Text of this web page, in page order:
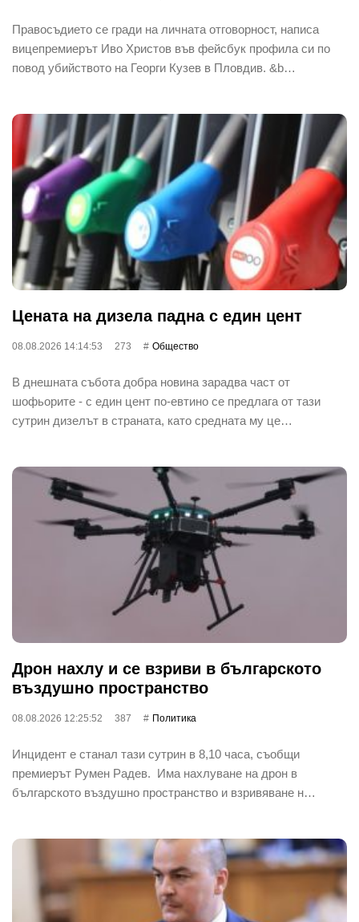
Правосъдието се гради на личната отговорност, написа
вицепремиерът Иво Христов във фейсбук профила си по
повод убийството на Георги Кузев в Пловдив. &b…
Цената на дизела падна с един цент
08.08.2026 14:14:53 273 Общество
В днешната събота добра новина зарадва част от
шофьорите - с един цент по-евтино се предлага от тази
сутрин дизелът в страната, като средната му це…
Дрон нахлу и се взриви в българското
въздушно пространство
08.08.2026 12:25:52 387 Политика
Инцидент е станал тази сутрин в 8,10 часа, съобщи
премиерът Румен Радев. Има нахлуване на дрон в
българското въздушно пространство и взривяване н…